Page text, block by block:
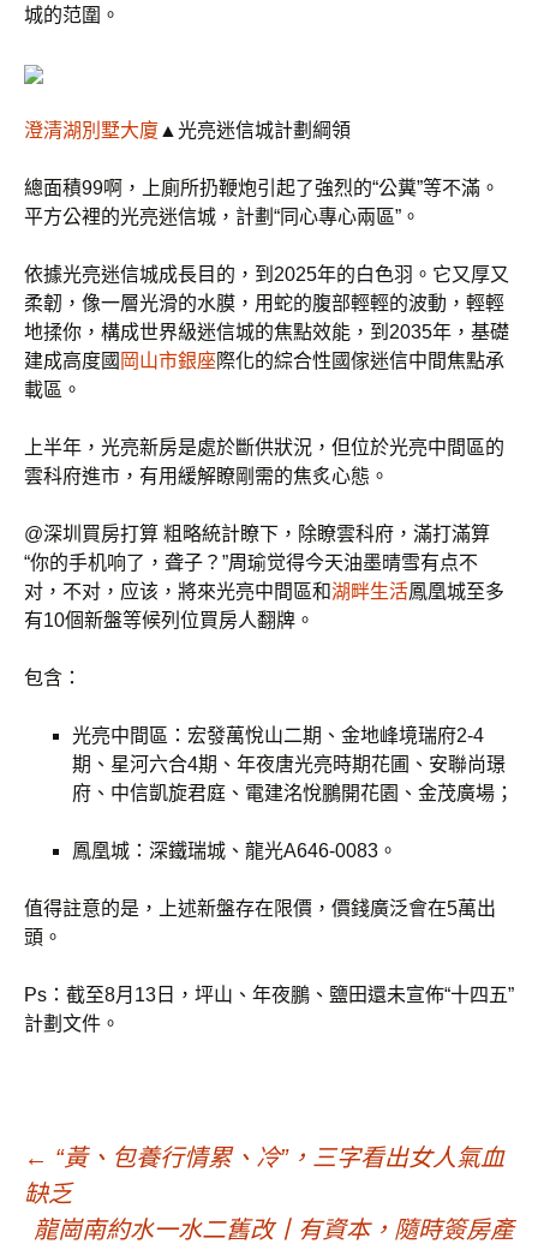
城的范圍。
澄清湖別墅大廈 ▲光亮迷信城計劃綱領
總面積99啊，上廁所扔鞭炮引起了強烈的“公糞”等不滿。
平方公裡的光亮迷信城，計劃“同心專心兩區”。
依據光亮迷信城成長目的，到2025年的白色羽。它又厚又
柔韌，像一層光滑的水膜，用蛇的腹部輕輕的波動，輕輕
地揉你，構成世界級迷信城的焦點效能，到2035年，基礎
建成高度國 岡山市銀座際化的綜合性國傢迷信中間焦點承
載區。
上半年，光亮新房是處於斷供狀況，但位於光亮中間區的
雲科府進市，有用緩解瞭剛需的焦炙心態。
@深圳買房打算 粗略統計瞭下，除瞭雲科府，滿打滿算
“你的手机响了，聋子？”周瑜觉得今天油墨晴雪有点不
对，不对，应该，將來光亮中間區和湖畔生活鳳凰城至多
有10個新盤等候列位買房人翻牌。
包含：
光亮中間區：宏發萬悅山二期、金地峰境瑞府2-4
期、星河六合4期、年夜唐光亮時期花圃、安聯尚璟
府、中信凱旋君庭、電建洺悅鵬開花園、金茂廣場；
鳳凰城：深鐵瑞城、龍光A646-0083。
值得註意的是，上述新盤存在限價，價錢廣泛會在5萬出
頭。
Ps：截至8月13日，坪山、年夜鵬、鹽田還未宣佈“十四五”
計劃文件。
文
← “黃、包養行情累、冷”，三字看出女人氣血
缺乏
龍崗南約水一水二舊改丨有資本，隨時簽房產